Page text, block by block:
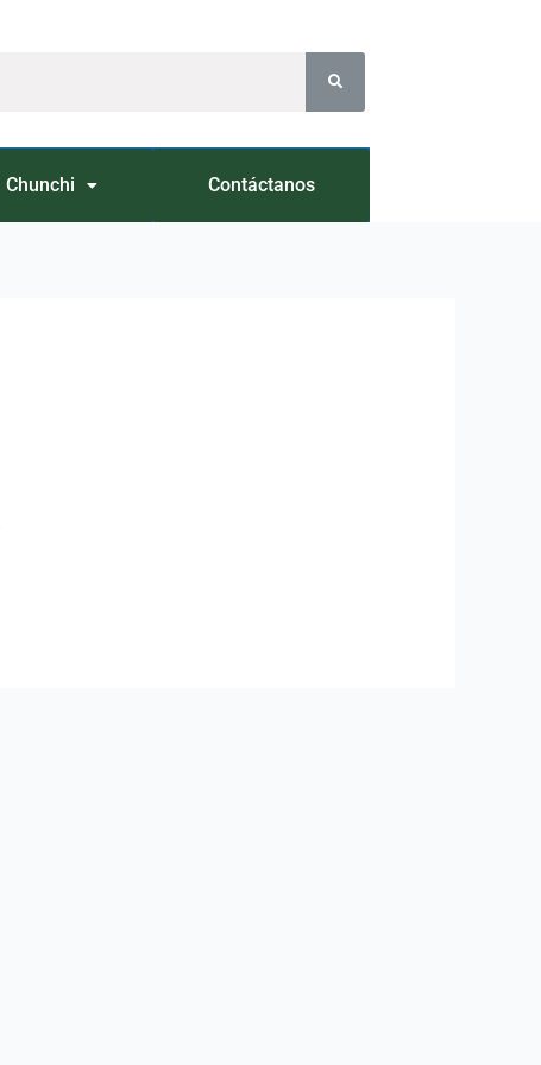
Chunchi Contáctanos